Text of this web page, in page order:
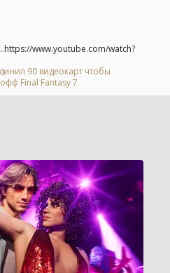
www.youtube.com/watch?
90 видеокарт чтобы
Final Fantasy 7